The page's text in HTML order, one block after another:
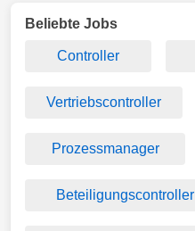
Beliebte Jobs
Controller
Vertriebscontroller
Prozessmanager
Beteiligungscontroller